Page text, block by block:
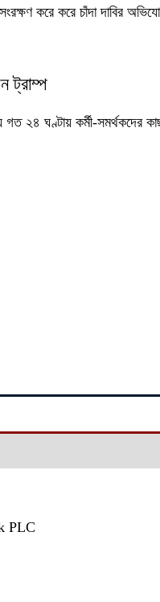
করে করে চাঁদা দাবির
ট্রাম্প
গত ২৪ ঘণ্টায় কর্মী-সমর্থকদের
PLC